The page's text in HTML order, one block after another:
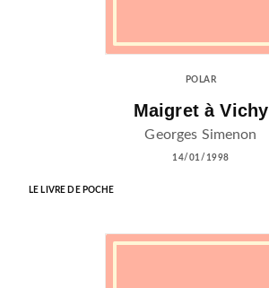
POLAR
Maigret à Vichy
Georges Simenon
14/01/1998
LE LIVRE DE POCHE